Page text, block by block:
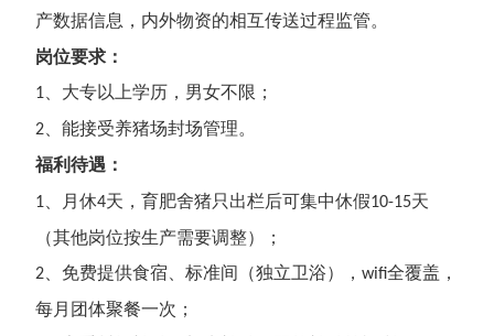
产数据信息，内外物资的相互传送过程监管。
岗位要求：
1 大专以上学历，男女不限；
2
能接受养猪场封场管理。
福利待遇 ：
1 、月休4天，育肥舍猪只出栏后可集中休假10-15天
（其他岗位按生产需要调整）；
2 、免费提供食宿、标准间（独立卫浴）， wifi全覆盖，
每月团体聚餐一次；